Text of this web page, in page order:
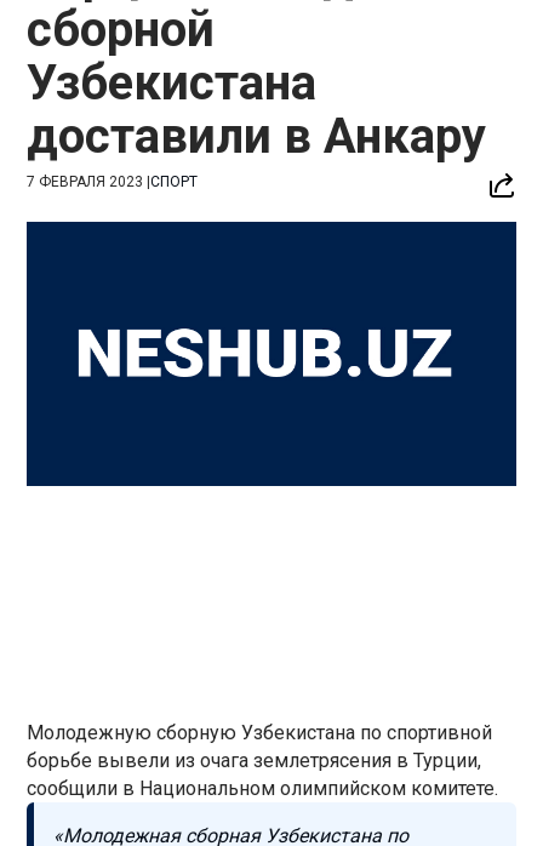
сборной
Узбекистана
доставили в Анкару
7 ФЕВРАЛЯ 2023 |СПОРТ
Молодежную сборную Узбекистана по спортивной
борьбе вывели из очага землетрясения в Турции,
сообщили в Национальном олимпийском комитете.
«Молодежная сборная Узбекистана по